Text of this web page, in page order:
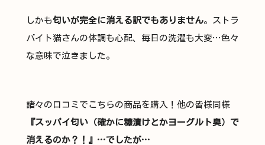
しかも匂いが完全に消える訳でもありません。ストラ
バイト猫さんの体調も心配、毎日の洗濯も大変…色々
な意味で泣きました。
諸々の口コミでこちらの商品を購入！他の皆様同様
『スッパイ匂い（確かに糠漬けとかヨーグルト臭）で
消えるのか？！』…でしたが…